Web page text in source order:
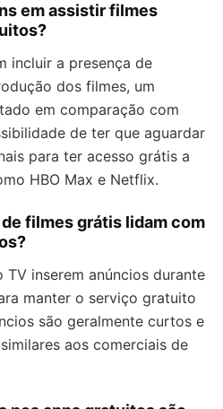
em assistir filmes
incluir a presença de
dos filmes, um
em comparação com
de ter que aguardar
para ter acesso grátis a
HBO Max e Netflix.
filmes grátis lidam com
inserem anúncios durante
manter o serviço gratuito
são geralmente curtos e
aos comerciais de